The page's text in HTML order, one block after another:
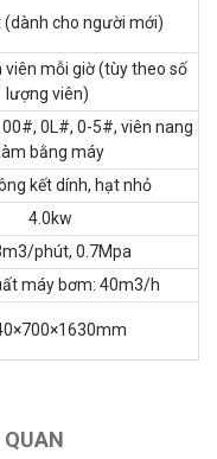
(dành cho người mới)
viên mỗi giờ (tùy theo số
lượng viên)
0L#, 0-5#, viên nang
làm bằng máy
kết dính, hạt nhỏ
4.0kw
phút, 0.7Mpa
máy bơm: 40m3/h